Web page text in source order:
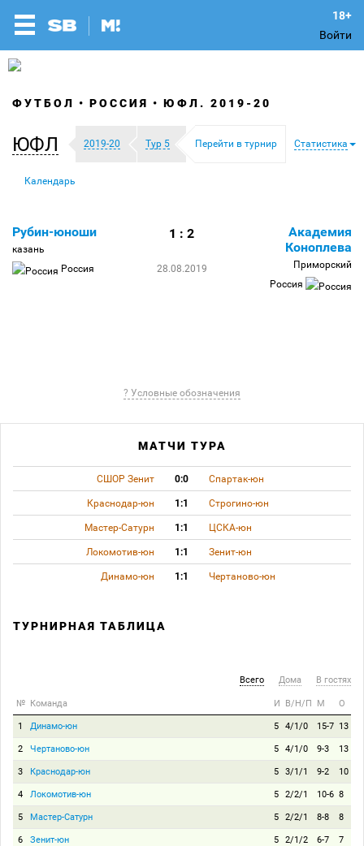
Войти
ФУТБОЛ РОССИЯ ЮФЛ. 2019-20
ЮФЛ 2019-20 Тур 5 Перейти в турнир Статистика
Календарь
Рубин-юноши
казань
Россия
1 : 2
28.08.2019
Академия
Коноплева
Приморский
Россия
? Условные обозначения
МАТЧИ ТУРА
СШОР Зенит 0:0 Спартак-юн
Краснодар-юн 1:1 Строгино-юн
Мастер-Сатурн 1:1 ЦСКА-юн
Локомотив-юн 1:1 Зенит-юн
Динамо-юн 1:1 Чертаново-юн
ТУРНИРНАЯ ТАБЛИЦА
Всего Дома В гостях
№ Команда И В/Н/П М О
1 Динамо-юн 5 4/1/0 15-7 13
2 Чертаново-юн 5 4/1/0 9-3 13
3 Краснодар-юн 5 3/1/1 9-2 10
4 Локомотив-юн 5 2/2/1 10-6 8
5 Мастер-Сатурн 5 2/2/1 8-8 8
6 Зенит-юн 5 2/1/2 6-7 7